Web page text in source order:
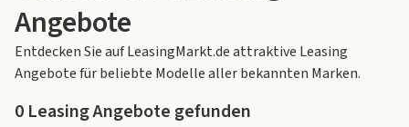
Angebote
Entdecken Sie auf LeasingMarkt.de attraktive Leasing
Angebote für beliebte Modelle aller bekannten Marken.
0 Leasing Angebote gefunden